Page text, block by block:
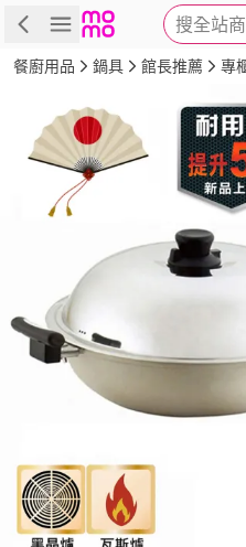
搜全站
商品 評價
餐廚用品 鍋具 館長推薦 專